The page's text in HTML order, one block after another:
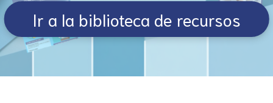
Ir a la biblioteca de recursos